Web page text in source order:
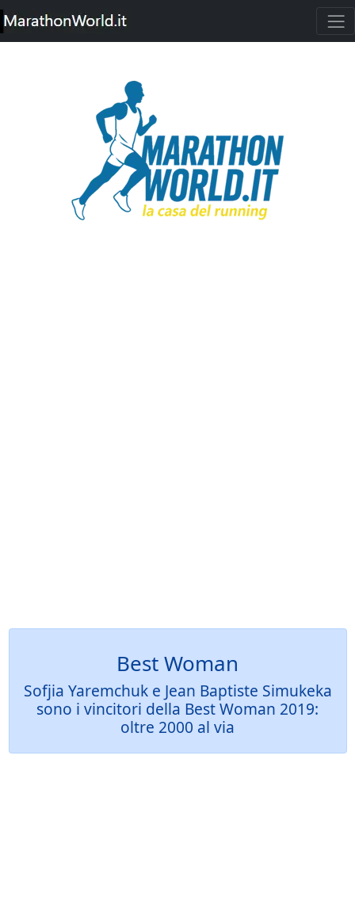
Best Woman
Sofjia Yaremchuk e Jean Baptiste Simukeka
sono i vincitori della Best Woman 2019:
oltre 2000 al via